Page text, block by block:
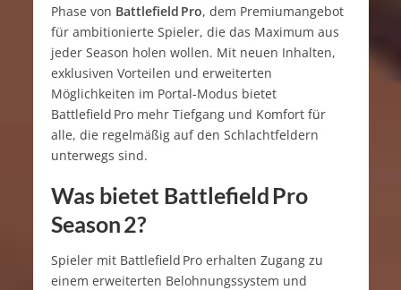
Phase von Battlefield Pro, dem Premiumangebot
für ambitionierte Spieler, die das Maximum aus
jeder Season holen wollen. Mit neuen Inhalten,
exklusiven Vorteilen und erweiterten
Möglichkeiten im Portal-Modus bietet
Battlefield Pro mehr Tiefgang und Komfort für
alle, die regelmäßig auf den Schlachtfeldern
unterwegs sind.
Was bietet Battlefield Pro
Season 2?
Spieler mit Battlefield Pro erhalten Zugang zu
einem erweiterten Belohnungssystem und